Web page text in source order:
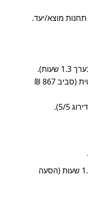
לתקציב מוגבל – הסעה פרטית (סביב 867 ₪
5/5).
בדרך כלל בין 1.4 שעות ל־1.5 שעות (הסעה